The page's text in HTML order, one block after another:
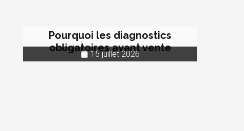
Pourquoi les diagnostics
obligatoires avant vente
15 juillet 2026